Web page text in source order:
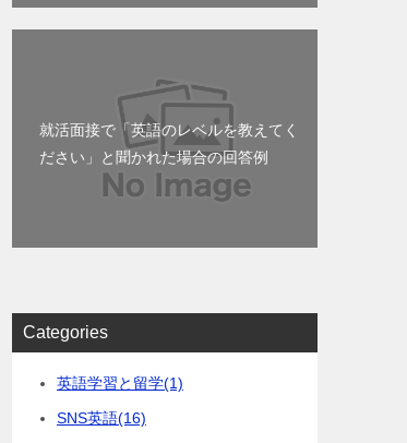
就活面接で「英語のレベルを教えてく
ださい」と聞かれた場合の回答例
Categories
英語学習と留学(1)
SNS英語(16)